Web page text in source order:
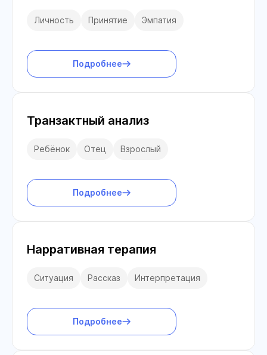
Личность Принятие Эмпатия
Подробнее
Транзактный анализ
Ребёнок Отец Взрослый
Подробнее
Нарративная терапия
Ситуация Рассказ Интерпретация
Подробнее